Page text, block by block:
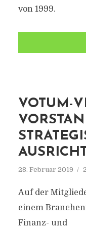
von 1999.
VOTUM-
28. Februar 2019
Auf der
einem
Finanz- und